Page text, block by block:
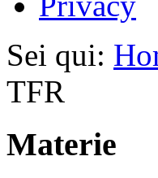
Sei qui:
TFR
Materie